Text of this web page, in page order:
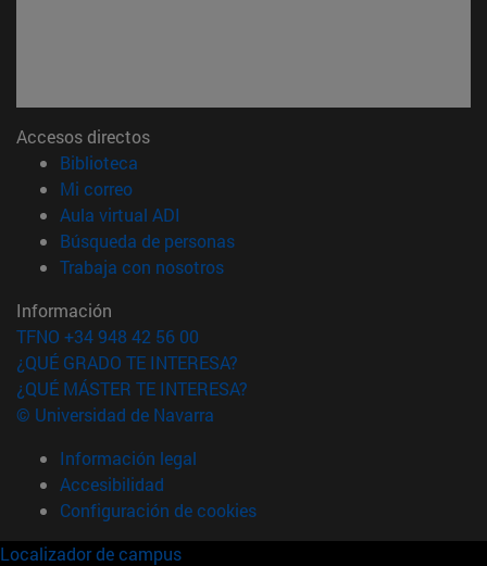
Accesos directos
Biblioteca
Mi correo(abre en nueva ventana)
Aula virtual ADI
Búsqueda de personas(abre en nueva ventana)
Trabaja con nosotros(abre en nueva ventana)
Información
TFNO +34 948 42 56 00
¿QUÉ GRADO TE INTERESA?
¿QUÉ MÁSTER TE INTERESA?
© Universidad de Navarra
Información legal
Accesibilidad
Configuración de cookies
Localizador de campus